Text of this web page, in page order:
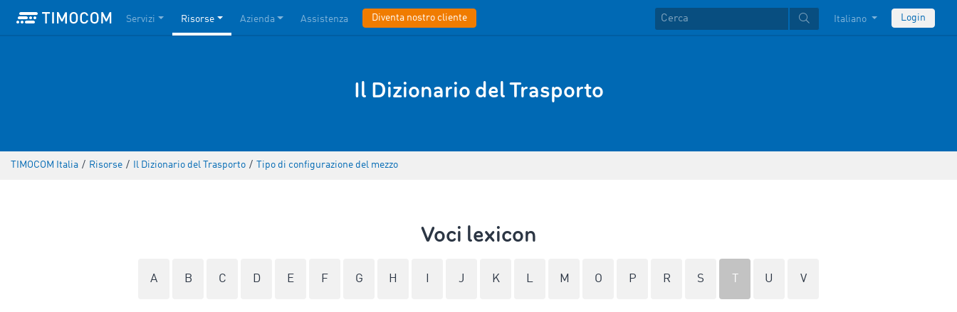
Servizi Risorse Azienda Assistenza Diventa nostro cliente Italiano Login
Il Dizionario del Trasporto
TIMOCOM Italia / Risorse / Il Dizionario del Trasporto / Tipo di configurazione del mezzo
Voci lexicon
A B C D E F G H J K L M O P R S U V